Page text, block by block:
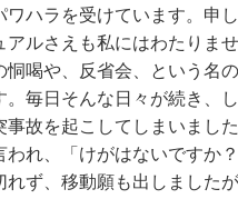
ラを受けています。申し
ルさえも私にはわたりま
喝や、反省会、という名
毎日そんな日々が続き、
故を起こしてしまいまし
れ、「けがはないですか
ず、移動願も出しました